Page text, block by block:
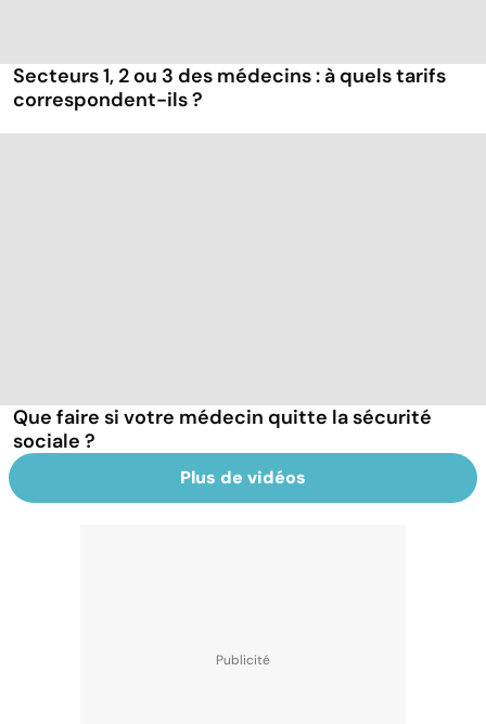
Secteurs 1, 2 ou 3 des médecins : à quels tarifs
correspondent-ils ?
Que faire si votre médecin quitte la sécurité
sociale ?
Plus de vidéos